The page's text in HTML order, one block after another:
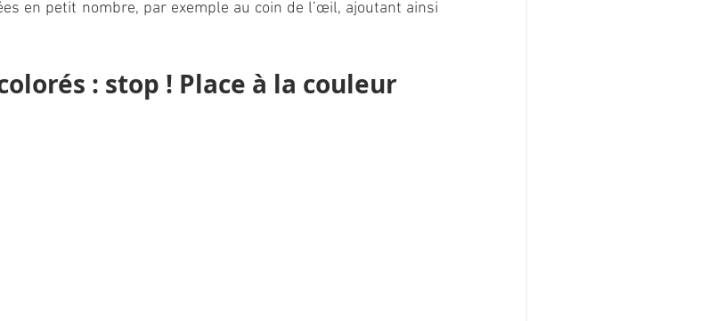
en petit nombre, par exemple au coin de l’œil, ajoutant ainsi
: stop ! Place à la couleur